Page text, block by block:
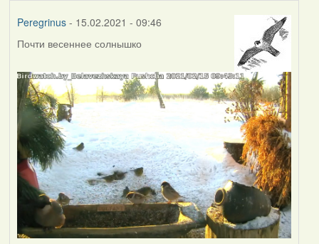
Peregrinus- 15.02.2021 - 09:46
Почти весеннее солнышко